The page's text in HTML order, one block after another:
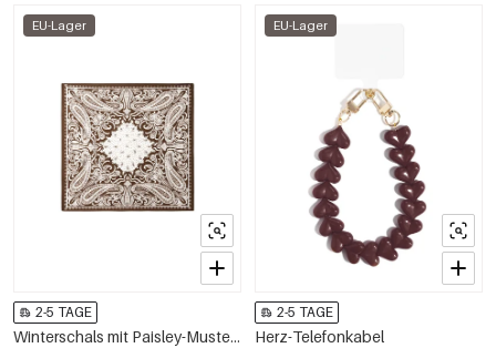
EU-Lager
2-5 TAGE
Winterschals mit Paisley-Muster, klassischer Samt, Accessoires für jeden Tag
EU-Lager
2-5 TAGE
Herz-Telefonkabel